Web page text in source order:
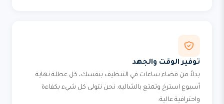
توفير الوقت والجهد
بدلاً من قضاء ساعات في التنظيف بنفسك، كل عطلة نهاية
أسبوع استرخ وتمتع بالشاليه. نحن نتولى كل شيء بكفاءة
واحترافية عالية.